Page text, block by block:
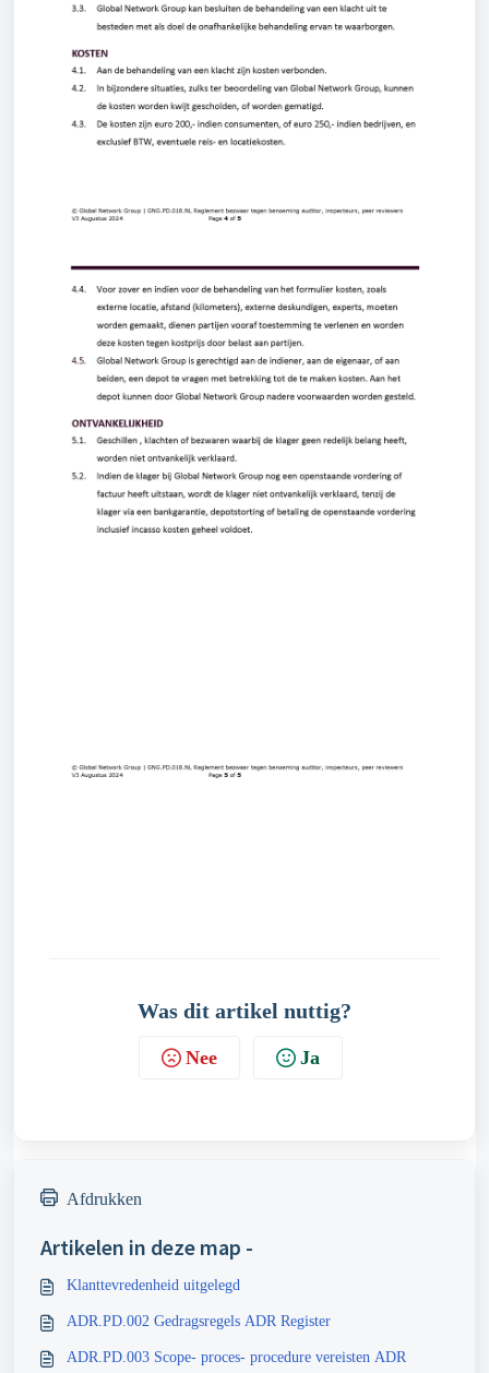
Was dit artikel nuttig?
Nee Ja
Afdrukken
Artikelen in deze map -
Klanttevredenheid uitgelegd
ADR.PD.002 Gedragsregels ADR Register
ADR.PD.003 Scope- proces- procedure vereisten ADR